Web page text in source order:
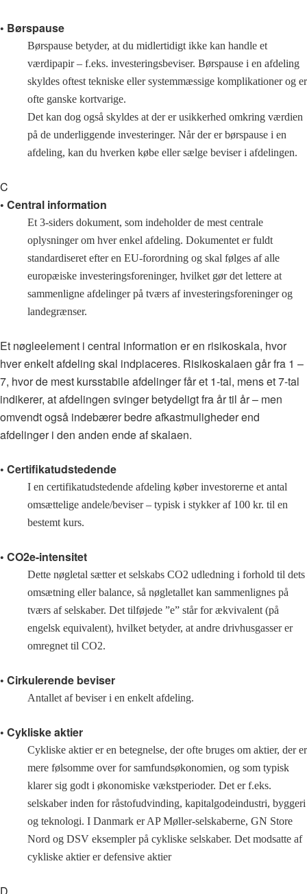
• Børspause
Børspause betyder, at du midlertidigt ikke kan handle et
værdipapir – f.eks. investeringsbeviser. Børspause i en afdeling
skyldes oftest tekniske eller systemmæssige komplikationer og er
ofte ganske kortvarige.
Det kan dog også skyldes at der er usikkerhed omkring værdien
på de underliggende investeringer. Når der er børspause i en
afdeling, kan du hverken købe eller sælge beviser i afdelingen.
C
• Central information
Et 3-siders dokument, som indeholder de mest centrale
oplysninger om hver enkel afdeling. Dokumentet er fuldt
standardiseret efter en EU-forordning og skal følges af alle
europæiske investeringsforeninger, hvilket gør det lettere at
sammenligne afdelinger på tværs af investeringsforeninger og
landegrænser.
Et nøgleelement i central information er en risikoskala, hvor
hver enkelt afdeling skal indplaceres. Risikoskalaen går fra 1 –
7, hvor de mest kursstabile afdelinger får et 1-tal, mens et 7-tal
indikerer, at afdelingen svinger betydeligt fra år til år – men
omvendt også indebærer bedre afkastmuligheder end
afdelinger i den anden ende af skalaen.
• Certifikatudstedende
I en certifikatudstedende afdeling køber investorerne et antal
omsættelige andele/beviser – typisk i stykker af 100 kr. til en
bestemt kurs.
• CO2e-intensitet
Dette nøgletal sætter et selskabs CO2 udledning i forhold til dets
omsætning eller balance, så nøgletallet kan sammenlignes på
tværs af selskaber. Det tilføjede ”e” står for ækvivalent (på
engelsk equivalent), hvilket betyder, at andre drivhusgasser er
omregnet til CO2.
• Cirkulerende beviser
Antallet af beviser i en enkelt afdeling.
• Cykliske aktier
Cykliske aktier er en betegnelse, der ofte bruges om aktier, der er
mere følsomme over for samfundsøkonomien, og som typisk
klarer sig godt i økonomiske vækstperioder. Det er f.eks.
selskaber inden for råstofudvinding, kapitalgodeindustri, byggeri
og teknologi. I Danmark er AP Møller-selskaberne, GN Store
Nord og DSV eksempler på cykliske selskaber. Det modsatte af
cykliske aktier er defensive aktier
D